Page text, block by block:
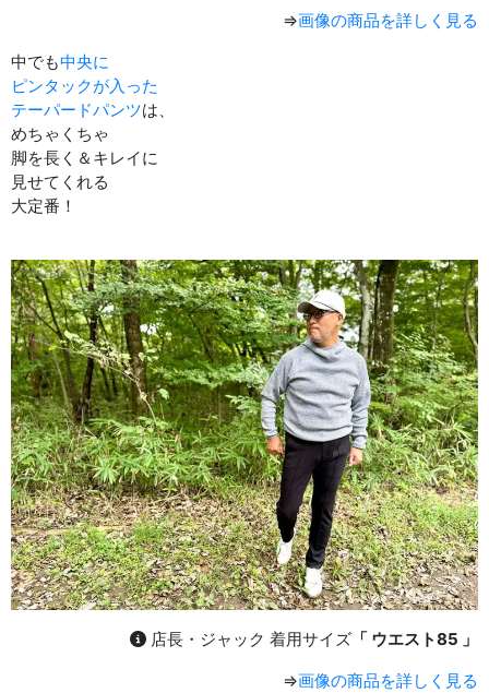
⇒画像の商品を詳しく見る
中でも中央に
ピンタックが入った
テーパードパンツは、
めちゃくちゃ
脚を長く＆キレイに
見せてくれる
大定番！
店長・ジャック 着用サイズ 「 ウエスト85 」
⇒画像の商品を詳しく見る